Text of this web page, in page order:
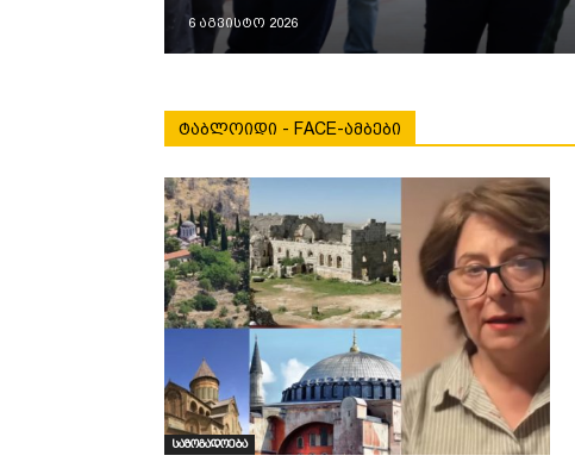
6 აგვისტო 2026
ᲢᲐᲑᲚᲝᲘᲓᲘ - FACE-ᲐᲛᲑᲔᲑᲘ
საზოგადოება